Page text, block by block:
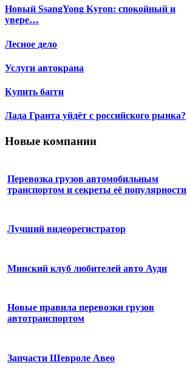
Новый SsangYong Kyron: спокойный и
увере…
Лесное дело
Услуги автокрана
Купить багги
Лада Гранта уйдёт с российского рынка?
Новые компании
Перевозка грузов автомобильным
транспортом и секреты её популярности
Лучший видеорегистратор
Минский клуб любителей авто Ауди
Новые правила перевозки грузов
автотранспортом
Запчасти Шевроле Авео